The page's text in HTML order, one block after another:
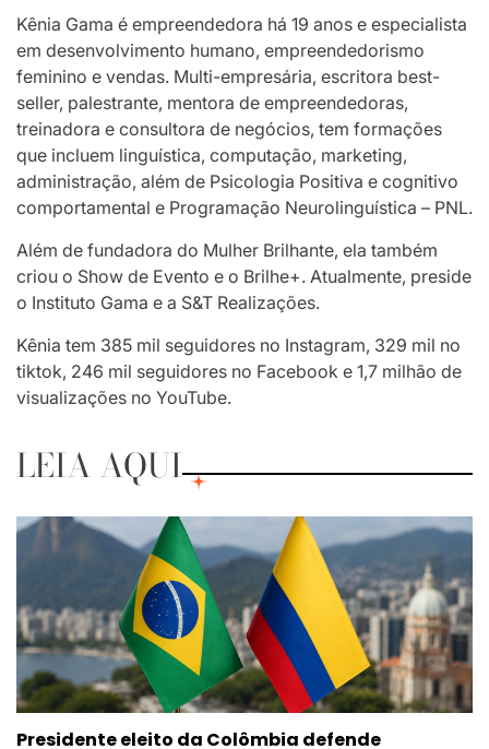
Kênia Gama é empreendedora há 19 anos e especialista
em desenvolvimento humano, empreendedorismo
feminino e vendas. Multi-empresária, escritora best-
seller, palestrante, mentora de empreendedoras,
treinadora e consultora de negócios, tem formações
que incluem linguística, computação, marketing,
administração, além de Psicologia Positiva e cognitivo
comportamental e Programação Neurolinguística – PNL.
Além de fundadora do Mulher Brilhante, ela também
criou o Show de Evento e o Brilhe+. Atualmente, preside
o Instituto Gama e a S&T Realizações.
Kênia tem 385 mil seguidores no Instagram, 329 mil no
tiktok, 246 mil seguidores no Facebook e 1,7 milhão de
visualizações no YouTube.
LEIA AQUI
Presidente eleito da Colômbia defende